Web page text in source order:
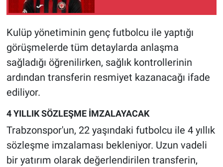
Kulüp yönetiminin genç futbolcu ile yaptığı
görüşmelerde tüm detaylarda anlaşma
sağladığı öğrenilirken, sağlık kontrollerinin
ardından transferin resmiyet kazanacağı ifade
ediliyor.
4 YILLIK SÖZLEŞME İMZALAYACAK
Trabzonspor'un, 22 yaşındaki futbolcu ile 4 yıllık
sözleşme imzalaması bekleniyor. Uzun vadeli
bir yatırım olarak değerlendirilen transferin,